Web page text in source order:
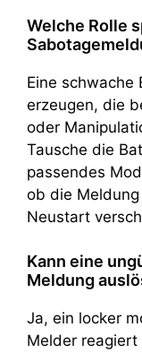
Welche Rolle
Eine schwache
erzeugen, die
oder
Tausche die
passendes
ob die
Neustart
Kann eine
Meldung
Ja, ein locker
Melder